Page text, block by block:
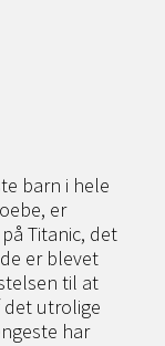
barn i hele
er
Titanic, det
er blevet
til at
det utrolige
har